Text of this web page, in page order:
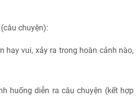
chuyện):
hay vui, xảy ra trong hoàn cảnh nào,
huống diễn ra câu chuyện (kết hợp